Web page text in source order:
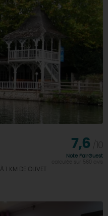
À 1 KM DE OLIVET
7,6
Note FairGuest
calculée sur 560 avis